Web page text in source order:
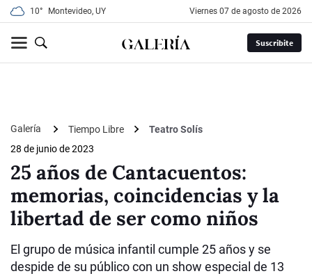
10° Montevideo, UY viernes 07 de agosto de 2026
Suscribite
Galería Tiempo Libre
Teatro Solís
28 de junio de 2023
25 años de Cantacuentos:
memorias, coincidencias y la
libertad de ser como niños
El grupo de música infantil cumple 25 años y se
despide de su público con un show especial de 13